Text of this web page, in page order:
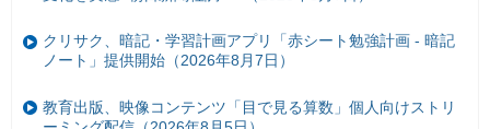
クリサク、暗記・学習計画アプリ「赤シート勉強計画 - 暗記
ノート」提供開始（2026年8月7日）
教育出版、映像コンテンツ「目で見る算数」個人向けストリ